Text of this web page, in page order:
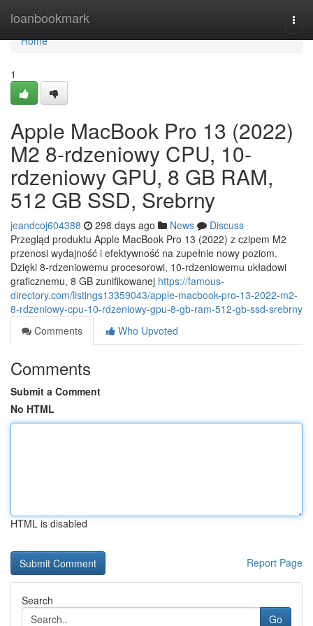
loanbookmark
Home
Home
1
Apple MacBook Pro 13 (2022)
M2 8-rdzeniowy CPU, 10-
rdzeniowy GPU, 8 GB RAM,
512 GB SSD, Srebrny
jeandcoj604388 298 days ago News
Discuss
Przegląd produktu Apple MacBook Pro 13 (2022) z czipem M2
przenosi wydajność i efektywność na zupełnie nowy poziom.
Dzięki 8-rdzeniowemu procesorowi, 10-rdzeniowemu układowi
graficznemu, 8 GB zunifikowanej https://famous-
directory.com/listings13359043/apple-macbook-pro-13-2022-m2-
8-rdzeniowy-cpu-10-rdzeniowy-gpu-8-gb-ram-512-gb-ssd-srebrny
Comments
Who Upvoted
Comments
Submit a Comment
No HTML
HTML is disabled
Report Page
Search
Go